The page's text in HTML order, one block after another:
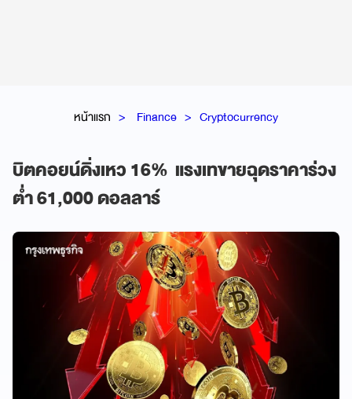
หน้าแรก Finance Cryptocurrency
บิตคอยน์ดิ่งเหว 16% แรงเทขายฉุดราคาร่วง
ต่ำ 61,000 ดอลลาร์